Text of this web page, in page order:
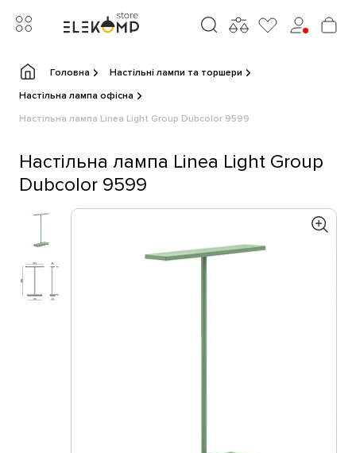
Головна
Настільні лампи та торшери
Настільна лампа офісна
Настільна лампа Linea Light Group Dubcolor 9599
Настільна лампа Linea Light Group
Dubcolor 9599